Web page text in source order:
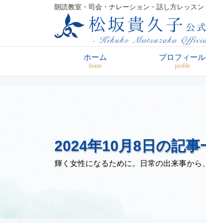
朗読教室・司会・ナレーション・話し方レッス
ホーム
home
プロフィール
profile
2024年10月8日の記事
輝く女性になるために。日常の出来事から